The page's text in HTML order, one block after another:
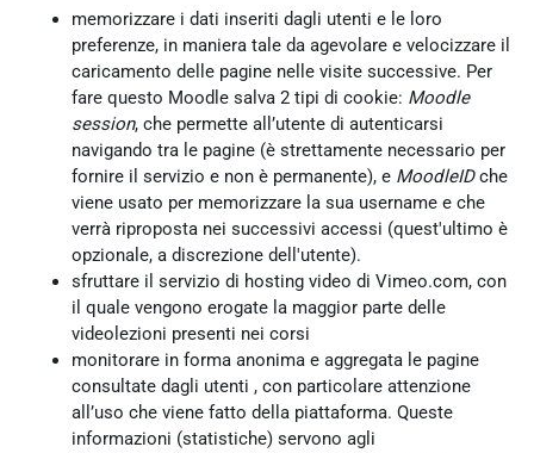
memorizzare i dati inseriti dagli utenti e le loro
preferenze, in maniera tale da agevolare e velocizzare il
caricamento delle pagine nelle visite successive. Per
fare questo Moodle salva 2 tipi di cookie: Moodle
session, che permette all’utente di autenticarsi
navigando tra le pagine (è strettamente necessario per
fornire il servizio e non è permanente), e MoodleIDche
viene usato per memorizzare la sua username e che
verrà riproposta nei successivi accessi (quest'ultimo è
opzionale, a discrezione dell'utente).
sfruttare il servizio di hosting video di Vimeo.com, con
il quale vengono erogate la maggior parte delle
videolezioni presenti nei corsi
monitorare in forma anonima e aggregata le pagine
consultate dagli utenti , con particolare attenzione
all’uso che viene fatto della piattaforma. Queste
informazioni (statistiche) servono agli